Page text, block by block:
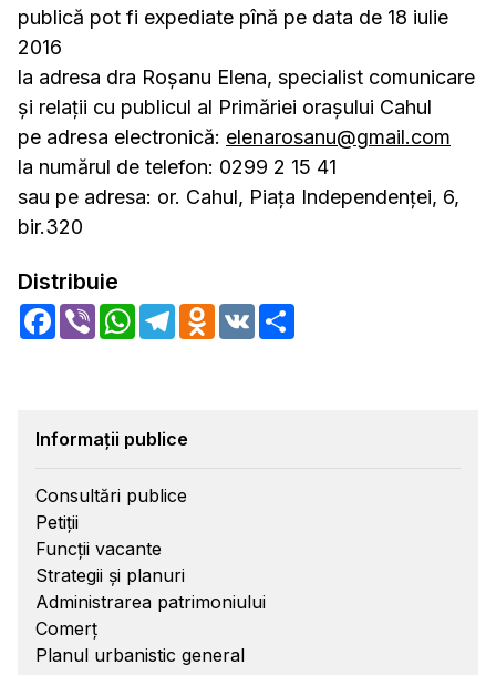
publică pot fi expediate pînă pe data de 18 iulie
2016
la adresa dra Roșanu Elena, specialist comunicare
și relații cu publicul al Primăriei orașului Cahul
pe adresa electronică: elenarosanu@gmail.com
la numărul de telefon: 0299 2 15 41
sau pe adresa: or. Cahul, Piața Independenței, 6,
bir.320
Distribuie
Facebook
Viber WhatsApp
TelegramOdnoklassniki
VK
Informații publice
Consultări publice
Petiții
Funcții vacante
Strategii și planuri
Administrarea patrimoniului
Comerț
Planul urbanistic general